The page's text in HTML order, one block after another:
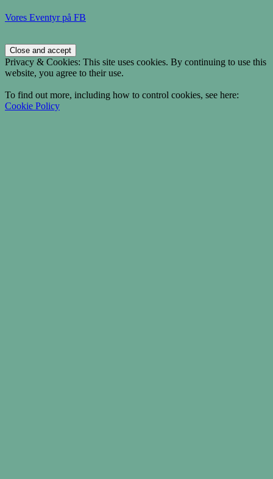
Vores Eventyr på FB
Privacy & Cookies: This site uses cookies. By continuing to use this
website, you agree to their use.
To find out more, including how to control cookies, see here:
Cookie Policy